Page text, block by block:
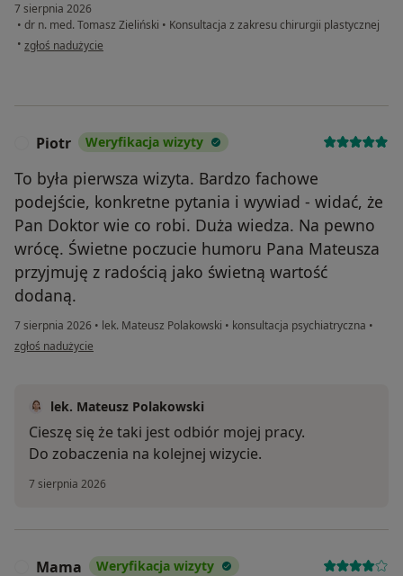
7 sierpnia 2026
• dr n. med. Tomasz Zieliński • Konsultacja z zakresu chirurgii plastycznej
• w opinii użytkownika Aleksandra
zgłoś nadużycie
Piotr Weryfikacja wizyty
To była pierwsza wizyta. Bardzo fachowe
podejście, konkretne pytania i wywiad - widać, że
Pan Doktor wie co robi. Duża wiedza. Na pewno
wrócę. Świetne poczucie humoru Pana Mateusza
przyjmuję z radością jako świetną wartość
dodaną.
7 sierpnia 2026 • lek. Mateusz Polakowski • konsultacja psychiatryczna •
w opinii użytkownika Piotr
zgłoś nadużycie
lek. Mateusz Polakowski
Cieszę się że taki jest odbiór mojej pracy.
Do zobaczenia na kolejnej wizycie.
7 sierpnia 2026
Mama Weryfikacja wizyty